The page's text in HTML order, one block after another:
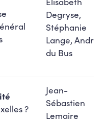
Degryse,
Stéphanie
Lange, André
du Bus
?
Jean-
Sébastien
Lemaire